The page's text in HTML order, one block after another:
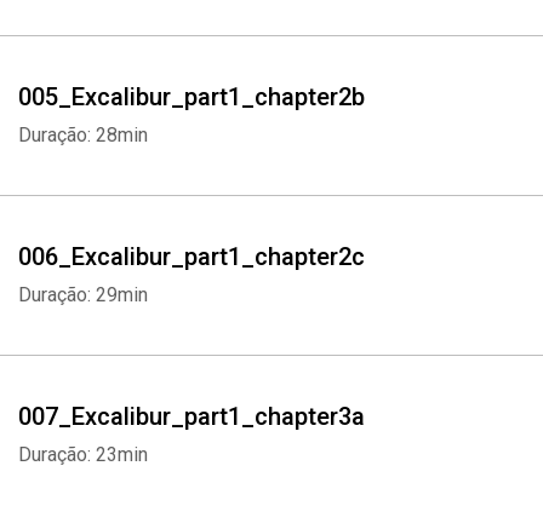
005_Excalibur_part1_chapter2b
Duração: 28min
006_Excalibur_part1_chapter2c
Duração: 29min
007_Excalibur_part1_chapter3a
Duração: 23min